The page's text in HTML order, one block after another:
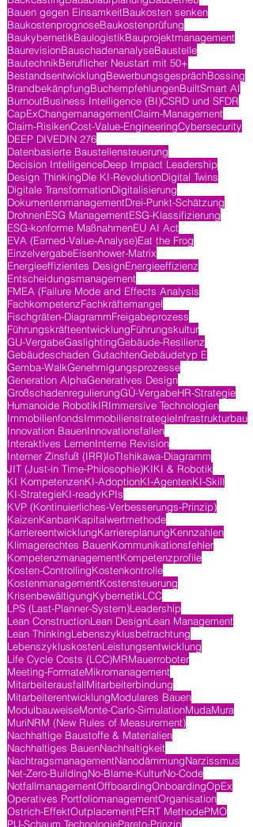
Bauen gegen EinsamkeitBaukosten senken
BaukostenprognoseBaukostenprüfung
BaukybernetikBaulogistikBauprojektmanagement
BaurevisionBauschadenanalyseBaustelle
BautechnikBeruflicher Neustart mit 50+
BestandsentwicklungBewerbungsgesprächBossing
BrandbekänpfungBuchempfehlungenBuiltSmart AI
BurnoutBusiness Intelligence (BI)CSRD und SFDR
CapExChangemanagementClaim-Management
Claim-RisikenCost-Value-EngineeringCybersecurity
DEEP DIVEDIN 276
Datenbasierte Baustellensteuerung
Decision IntelligenceDeep Impact Leadership
Design ThinkingDie KI-RevolutionDigital Twins
Digitale TransformationDigitalisierung
DokumentenmanagementDrei-Punkt-Schätzung
DrohnenESG ManagementESG-Klassifizierung
ESG-konforme MaßnahmenEU AI Act
EVA (Earned-Value-Analyse)Eat the Frog
EinzelvergabeEisenhower-Matrix
Energieeffizientes DesignEnergieeffizienz
Entscheidungsmanagement
FMEA (Failure Mode and Effects Analysis
FachkompetenzFachkräftemangel
Fischgräten-DiagrammFreigabeprozess
FührungskräfteentwicklungFührungskultur
GU-VergabeGaslightingGebäude-Resilienz
Gebäudeschaden GutachtenGebäudetyp E
Gemba-WalkGenehmigungsprozesse
Generation AlphaGeneratives Design
GroßschadenregulierungGÜ-VergabeHR-Strategie
Humanoide RobotikIRImmersive Technologien
ImmobilienfondsImmobilienstrategieInfrastrukturbau
Innovation BauenInnovationsfallen
Interaktives LernenInterne Revision
Interner Zinsfuß (IRR)IoTIshikawa-Diagramm
JIT (Just-in Time-Philosophie)KIKI & Robotik
KI KompetenzenKI-AdoptionKI-AgentenKI-Skill
KI-StrategieKI-readyKPIs
KVP (Kontinuierliches-Verbesserungs-Prinzip)
KaizenKanbanKapitalwertmethode
KarriereentwicklungKarriereplanungKennzahlen
Klimagerechtes BauenKommunikationsfehler
KompetenzmanagementKompetenzprofile
Kosten-ControllingKostenkontrolle
KostenmanagementKostensteuerung
KrisenbewältigungKybernetikLCC
LPS (Last-Planner-System)Leadership
Lean ConstructionLean DesignLean Management
Lean ThinkingLebenszyklusbetrachtung
LebenszykluskostenLeistungsentwicklung
Life Cycle Costs (LCC)MRMauerroboter
Meeting-FormateMikromanagement
MitarbeiterausfallMitarbeiterbindung
MitarbeiterentwicklungModulares Bauen
ModulbauweiseMonte-Carlo-SimulationMudaMura
MuriNRM (New Rules of Measurement)
Nachhaltige Baustoffe & Materialien
Nachhaltiges BauenNachhaltigkeit
NachtragsmanagementNanodämmungNarzissmus
Net-Zero-BuildingNo-Blame-KulturNo-Code
NotfallmanagementOffboardingOnboardingOpEx
Operatives PortfoliomanagementOrganisation
Ostrich-EffektOutplacementPERT MethodePMO
PU-Schaum TechnologiePareto-Prinzip